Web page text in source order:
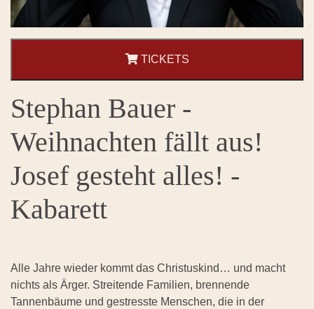
TICKETS
Stephan Bauer -
Weihnachten fällt aus!
Josef gesteht alles! -
Kabarett
Alle Jahre wieder kommt das Christuskind… und macht
nichts als Ärger. Streitende Familien, brennende
Tannenbäume und gestresste Menschen, die in der